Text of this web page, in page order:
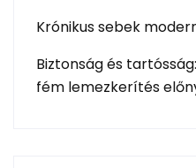
Krónikus sebek
Biztonság és
fém lemezkerítés